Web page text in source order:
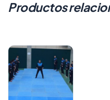
Productos